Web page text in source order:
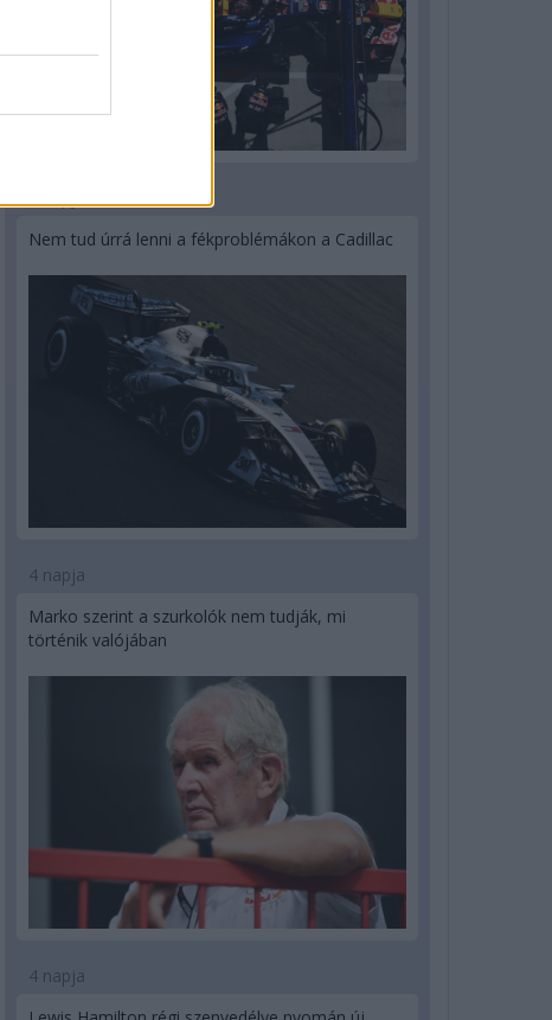
Nem tud úrrá lenni a fékproblémákon a Cadillac
4 napja
Marko szerint a szurkolók nem tudják, mi
történik valójában
4 napja